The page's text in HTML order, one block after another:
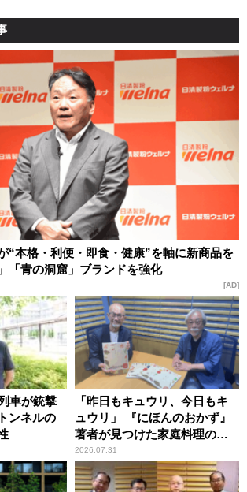
“本格・利便・即食・健康”を軸に新商品を
「青の洞窟」ブランドを強化
AD
車が銃撃
ンネルの
「昨日もキュウリ、今日もキ
ュウリ」 『にほんのおかず』
著者が見つけた家庭料理の知
恵
2026.07.31